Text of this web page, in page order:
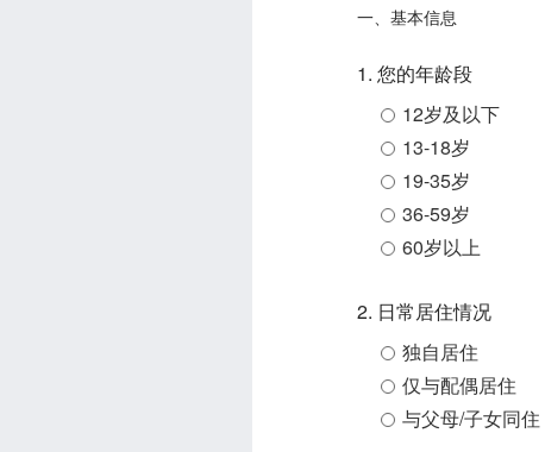
一、基本信息
1. 您的年龄段
12岁及以下
13-18岁
19-35岁
36-59岁
60岁以上
2. 日常居住情况
独自居住
仅与配偶居住
与父母/子女同住